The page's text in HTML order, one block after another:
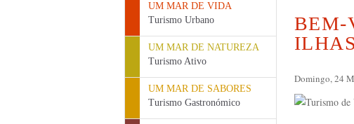
UM MAR DE VIDA
Turismo Urbano
UM MAR DE NATUREZA
Turismo Ativo
UM MAR DE SABORES
Turismo Gastronómico
BEM-
Domingo, 24